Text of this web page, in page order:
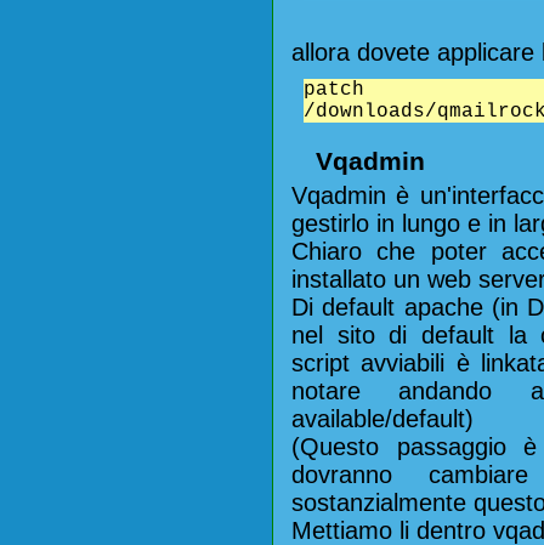
allora dovete
/downloads/
Vqadmin
Vqadmin è
gestirlo in lungo e in
Chiaro che poter
installato un web
Di default apache (in
nel sito di default la
script avviabili è
notare andando a
available/default)
(Questo passaggio
dovranno
sostanzialmente
Mettiamo li dentro